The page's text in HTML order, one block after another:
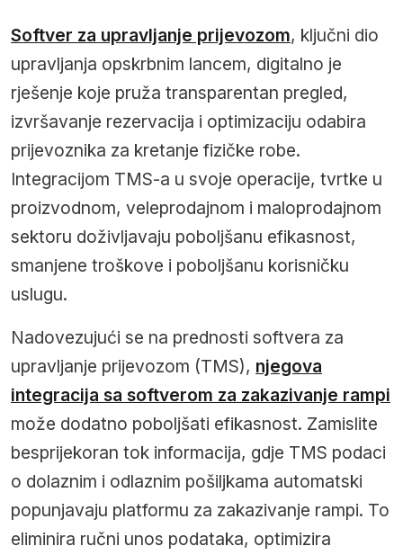
Softver za upravljanje prijevozom, ključni dio
upravljanja opskrbnim lancem, digitalno je
rješenje koje pruža transparentan pregled,
izvršavanje rezervacija i optimizaciju odabira
prijevoznika za kretanje fizičke robe.
Integracijom TMS-a u svoje operacije, tvrtke u
proizvodnom, veleprodajnom i maloprodajnom
sektoru doživljavaju poboljšanu efikasnost,
smanjene troškove i poboljšanu korisničku
uslugu.
Nadovezujući se na prednosti softvera za
upravljanje prijevozom (TMS), njegova
integracija sa softverom za zakazivanje rampi
može dodatno poboljšati efikasnost. Zamislite
besprijekoran tok informacija, gdje TMS podaci
o dolaznim i odlaznim pošiljkama automatski
popunjavaju platformu za zakazivanje rampi. To
eliminira ručni unos podataka, optimizira